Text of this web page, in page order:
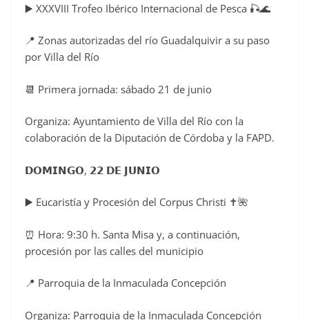
▶️ XXXVIII Trofeo Ibérico Internacional de Pesca 🎣🌊
📍 Zonas autorizadas del río Guadalquivir a su paso
por Villa del Río
📆 Primera jornada: sábado 21 de junio
Organiza: Ayuntamiento de Villa del Río con la
colaboración de la Diputación de Córdoba y la FAPD.
𝗗𝗢𝗠𝗜𝗡𝗚𝗢, 𝟮𝟮 𝗗𝗘 𝗝𝗨𝗡𝗜𝗢
▶️ Eucaristía y Procesión del Corpus Christi ✝️🌺
⏰ Hora: 9:30 h. Santa Misa y, a continuación,
procesión por las calles del municipio
📍 Parroquia de la Inmaculada Concepción
Organiza: Parroquia de la Inmaculada Concepción